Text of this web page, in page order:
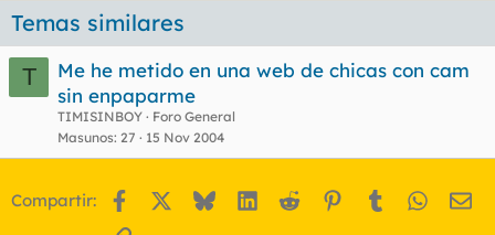
Temas similares
T
Me he metido en una web de chicas con cam
sin enpaparme
TIMISINBOY
Foro General
Masunos 27 15 Nov 2004
Compartir: Facebook BlueskyLinkedIn
Reddit Pinterest
Tumblr